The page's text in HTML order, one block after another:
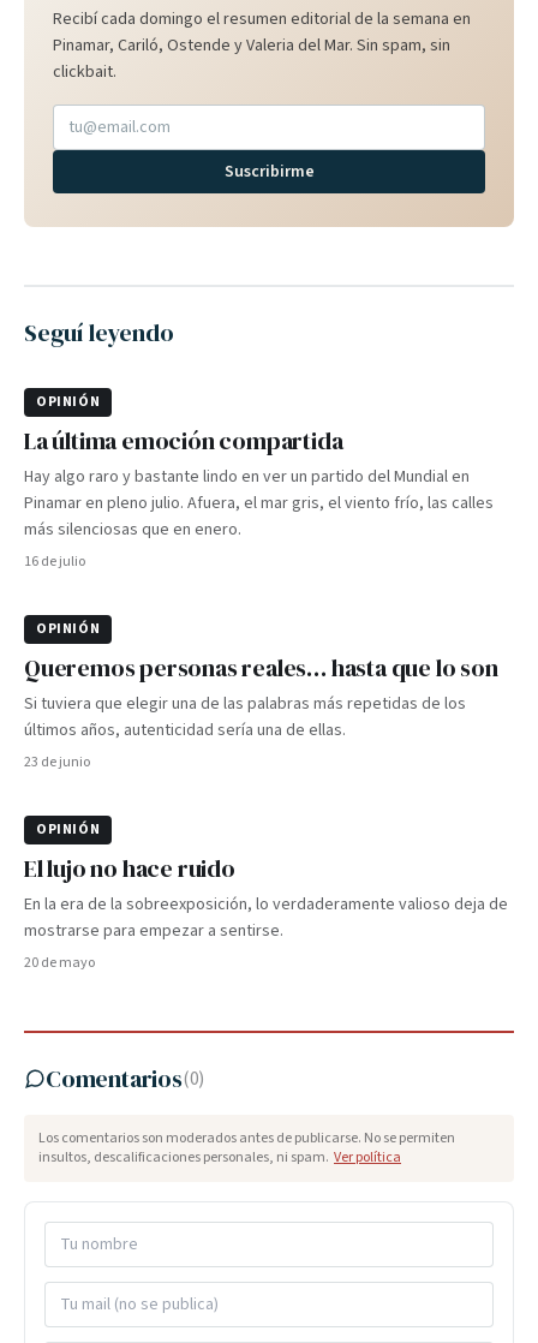
Recibí cada domingo el resumen editorial de la semana en
Pinamar, Cariló, Ostende y Valeria del Mar. Sin spam, sin
clickbait.
Suscribirme
Seguí leyendo
OPINIÓN
La última emoción compartida
Hay algo raro y bastante lindo en ver un partido del Mundial en
Pinamar en pleno julio. Afuera, el mar gris, el viento frío, las calles
más silenciosas que en enero.
16 de julio
OPINIÓN
Queremos personas reales… hasta que lo son
Si tuviera que elegir una de las palabras más repetidas de los
últimos años, autenticidad sería una de ellas.
23 de junio
OPINIÓN
El lujo no hace ruido
En la era de la sobreexposición, lo verdaderamente valioso deja de
mostrarse para empezar a sentirse.
20 de mayo
Comentarios(0)
Los comentarios son moderados antes de publicarse. No se permiten
insultos, descalificaciones personales, ni spam. Ver política